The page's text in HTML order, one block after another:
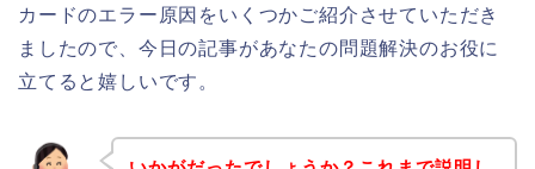
カードのエラー原因をいくつかご紹介させていただき
ましたので、今日の記事があなたの問題解決のお役に
立てると嬉しいです。